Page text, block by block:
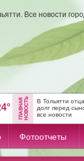
Все новости
В Тольятти
долг перед
все новости
Фотоотчеты